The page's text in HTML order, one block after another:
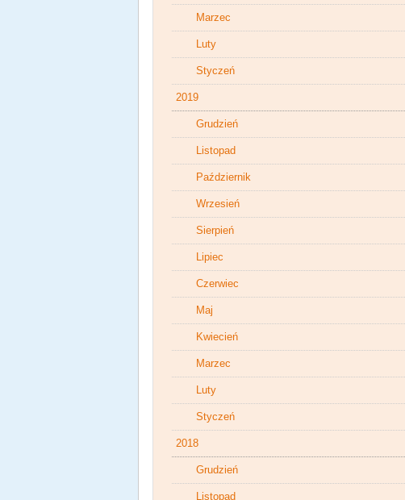
Marzec
Luty
Styczeń
2019
Grudzień
Listopad
Październik
Wrzesień
Sierpień
Lipiec
Czerwiec
Maj
Kwiecień
Marzec
Luty
Styczeń
2018
Grudzień
Listopad